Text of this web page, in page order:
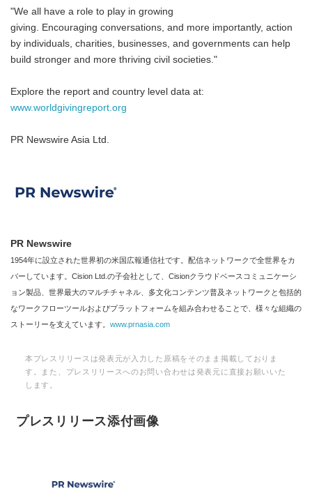
"We all have a role to play in growing
giving. Encouraging conversations, and more importantly, action
by individuals, charities, businesses, and governments can help
build stronger and more thriving civil societies."
Explore the report and country level data at:
www.worldgivingreport.org
PR Newswire Asia Ltd.
PR Newswire
1954年に設立された世界初の米国広報通信社です。配信ネットワークで全世界をカ
バーしています。Cision Ltd.の子会社として、Cisionクラウドベースコミュニケーシ
ョン製品、世界最大のマルチチャネル、多文化コンテンツ普及ネットワークと包括的
なワークフローツールおよびプラットフォームを組み合わせることで、様々な組織の
ストーリーを支えています。 www.prnasia.com
本プレスリリースは発表元が入力した原稿をそのまま掲載しておりま
す。また、プレスリリースへのお問い合わせは発表元に直接お願いいた
します。
プレスリリース添付画像